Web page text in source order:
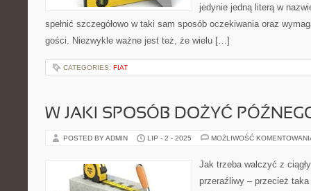
jedynie jedną literą w
spełnić szczegółowo w taki sam sposób oczekiwania oraz
gości. Niezwykle ważne jest też, że wielu […]
CATEGORIES: FIAT
W JAKI SPOSÓB DOŻYĆ
POSTED BY ADMIN LIP - 2 - 2025 MOŻLIWOŚĆ
Jak trzeba walczyć z
przeraźliwy – przecież